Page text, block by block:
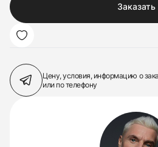
Заказать
Цену, условия, информацию о
или по телефону